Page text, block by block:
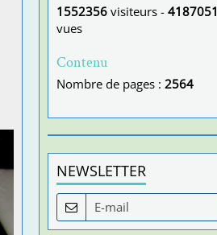
1552356visiteurs - 4187051
vues
Contenu
Nombre de pages : 2564
NEWSLETTER